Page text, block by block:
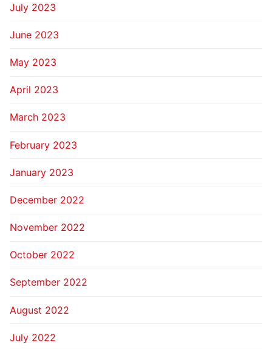
July 2023
June 2023
May 2023
April 2023
March 2023
February 2023
January 2023
December 2022
November 2022
October 2022
September 2022
August 2022
July 2022